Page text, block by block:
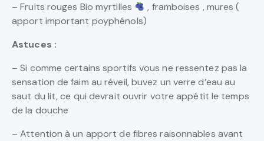
– Fruits rouges Bio myrtilles
, framboises , mures (
apport important poyphénols)
Astuces :
– Si comme certains sportifs vous ne ressentez pas la
sensation de faim au réveil, buvez un verre d’eau au
saut du lit, ce qui devrait ouvrir votre appétit le temps
de la douche
– Attention à un apport de fibres raisonnables avant